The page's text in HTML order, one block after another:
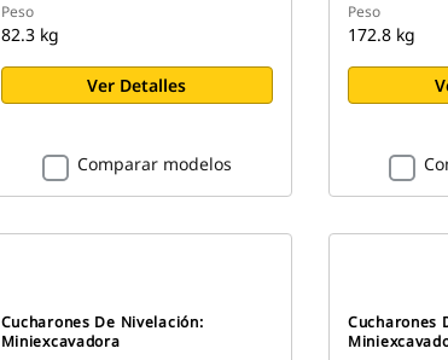
Peso
82.3 kg
Ver Detalles
Comparar modelos
Peso
172.8 kg
Cucharones De Nivelación:
Miniexcavadora
Cucharones